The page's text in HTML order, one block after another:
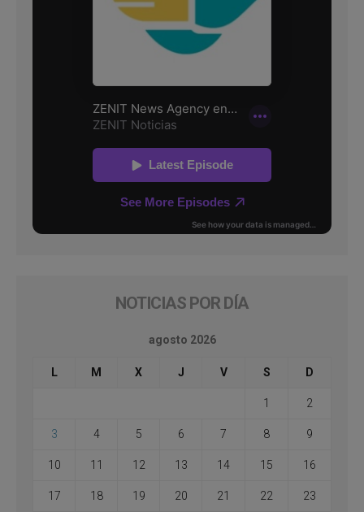
NOTICIAS POR DÍA
agosto 2026
L M X J V S D
1 2
3 4 5 6 7 8 9
10 11 12 13 14 15 16
17 18 19 20 21 22 23